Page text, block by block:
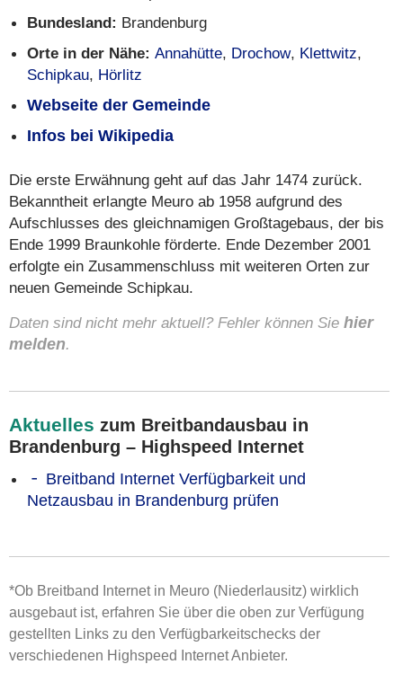
Bundesland: Brandenburg
Orte in der Nähe: Annahütte, Drochow, Klettwitz,
Schipkau, Hörlitz
Webseite der Gemeinde
Infos bei Wikipedia
Die erste Erwähnung geht auf das Jahr 1474 zurück.
Bekanntheit erlangte Meuro ab 1958 aufgrund des
Aufschlusses des gleichnamigen Großtagebaus, der bis
Ende 1999 Braunkohle förderte. Ende Dezember 2001
erfolgte ein Zusammenschluss mit weiteren Orten zur
neuen Gemeinde Schipkau.
Daten sind nicht mehr aktuell? Fehler können Sie hier
melden.
Aktuelles zum Breitbandausbau in
Brandenburg – Highspeed Internet
Breitband Internet Verfügbarkeit und
Netzausbau in Brandenburg prüfen
*Ob Breitband Internet in Meuro (Niederlausitz) wirklich
ausgebaut ist, erfahren Sie über die oben zur Verfügung
gestellten Links zu den Verfügbarkeitschecks der
verschiedenen Highspeed Internet Anbieter.